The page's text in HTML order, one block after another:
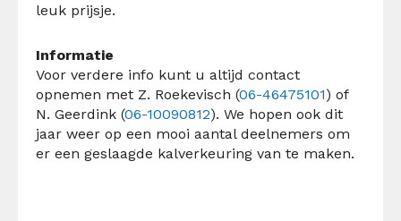
leuk prijsje.
Informatie
Voor verdere info kunt u altijd contact
opnemen met Z. Roekevisch (06-46475101) of
N. Geerdink (06-10090812). We hopen ook dit
jaar weer op een mooi aantal deelnemers om
er een geslaagde kalverkeuring van te maken.